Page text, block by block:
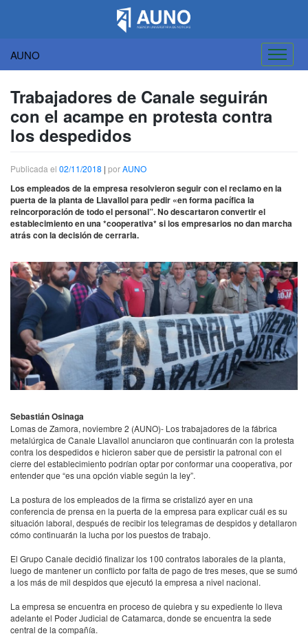
AUNO
contenido
Trabajadores de Canale seguirán
con el acampe en protesta contra
los despedidos
Publicada el 02/11/2018 | porAUNO
Los empleados de la empresa resolvieron seguir con el reclamo en la
puerta de la planta de Llavallol para pedir «en forma pacífica la
reincorporación de todo el personal”. No descartaron convertir el
establecimiento en una *cooperativa* si los empresarios no dan marcha
atrás con la decisión de cerrarla.
Sebastián Osinaga
Lomas de Zamora, noviembre 2 (AUNO)- Los trabajadores de la fábrica
metalúrgica de Canale Llavallol anunciaron que continuarán con la protesta
contra los despedidos e hicieron saber que de persistir la patronal con el
cierre del establecimiento podrían optar por conformar una cooperativa, por
entender que “es una opción viable según la ley”.
La postura de los empleados de la firma se cristalizó ayer en una
conferencia de prensa en la puerta de la empresa para explicar cuál es su
situación laboral, después de recibir los telegramas de despidos y detallaron
cómo continuarán la lucha por los puestos de trabajo.
El Grupo Canale decidió finalizar los 100 contratos laborales de la planta,
luego de mantener un conflicto por falta de pago de tres meses, que se sumó
a los más de mil despidos que ejecutó la empresa a nivel nacional.
La empresa se encuentra en proceso de quiebra y su expediente lo lleva
adelante el Poder Judicial de Catamarca, donde se encuentra la sede
central de la compañía.